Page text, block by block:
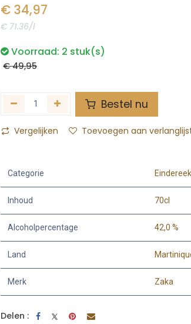
€ 34,97
€ 71.36/l
Voorraad: 2 stuk(s)
€49,95
Bestel nu
Vergelijken Toevoegen aan
Categorie
Inhoud 70cl
Alcoholpercentage 42,0 %
Land
Merk Zaka
Delen :